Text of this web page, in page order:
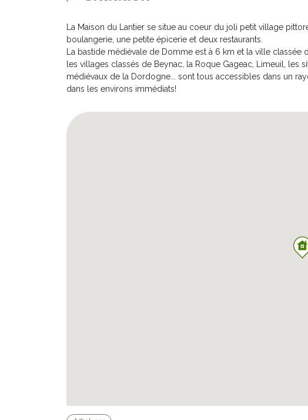
DESCRIPTION EXTERIEURE:
**********************
* Le vaste jardin de plus de 4000m² offre un grand espace
clos. Vous trouverez aussi un terrain de boules et une zone de
* La terrasse de 50m² surplombe le jardin et offre une vue
* La belle piscine de 5m x 10m avec escaliers romans et
parasols. Elle est bien entendu réservée à votre seul et exclusif
La Maison du Lantier se situe au coeur du joli petit village
boulangerie, une petite épicerie et deux restaurants.
La bastide médiévale de Domme est à 6 km et la ville classée
les villages classés de Beynac, la Roque Gageac, Limeuil, les
médiévaux de la Dordogne... sont tous accessibles dans un
dans les environs immédiats!